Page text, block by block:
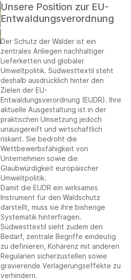
Unsere Position zur EU-
Entwaldungsverordnung
Der Schutz der Wälder ist ein
zentrales Anliegen nachhaltiger
Lieferketten und globaler
Umweltpolitik. Südwesttextil steht
deshalb ausdrücklich hinter den
Zielen der EU-
Entwaldungsverordnung (EUDR). Ihre
aktuelle Ausgestaltung ist in der
praktischen Umsetzung jedoch
unausgereift und wirtschaftlich
riskant. Sie bedroht die
Wettbewerbsfähigkeit von
Unternehmen sowie die
Glaubwürdigkeit europäischer
Umweltpolitik.
Damit die EUDR ein wirksames
Instrument für den Waldschutz
darstellt, muss sie ihre bisherige
Systematik hinterfragen.
Südwesttextil sieht zudem den
Bedarf, zentrale Begriffe eindeutig
zu definieren, Kohärenz mit anderen
Regularien sicherzustellen sowie
gravierende Verlagerungseffekte zu
verhindern.